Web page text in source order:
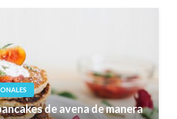
de avena de manera